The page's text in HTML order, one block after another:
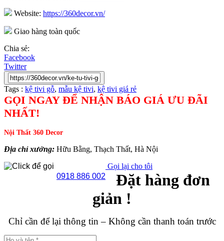
Website: https://360decor.vn/
Giao hàng toàn quốc
Chia sẻ:
Facebook
Twitter
Tags : kệ tivi gỗ, mẫu kệ tivi, kệ tivi giá rẻ
GỌI NGAY ĐỂ NHẬN BÁO GIÁ ƯU ĐÃI
NHẤT!
Nội Thất 360 Decor
Địa chỉ xưởng: Hữu Bằng, Thạch Thất, Hà Nội
0918 886 002
Gọi lại cho tôi
Đặt hàng đơn
giản !
Chỉ cần để lại thông tin – Không cần thanh toán trước